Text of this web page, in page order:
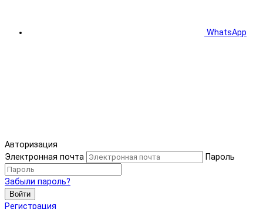
WhatsApp
Авторизация
Электронная почта
Пароль
Забыли пароль?
Войти
Регистрация